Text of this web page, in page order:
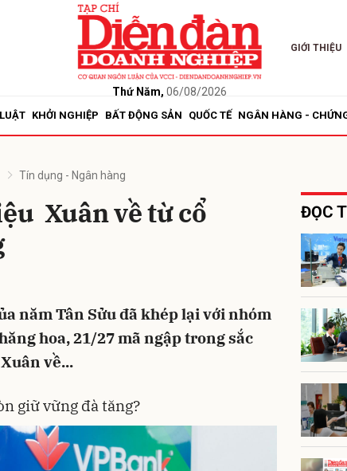
Thứ Năm, 06/08/2026
GIỚI THIỆU
KHỞI NGHIỆP BẤT ĐỘNG SẢN QUỐC TẾ NGÂN HÀNG -
Tín dụng - Ngân hàng
Xuân về từ cổ
năm Tân Sửu đã khép lại với nhóm
hoa, 21/27 mã ngập trong sắc
về...
giữ vững đà tăng?
ĐỌC